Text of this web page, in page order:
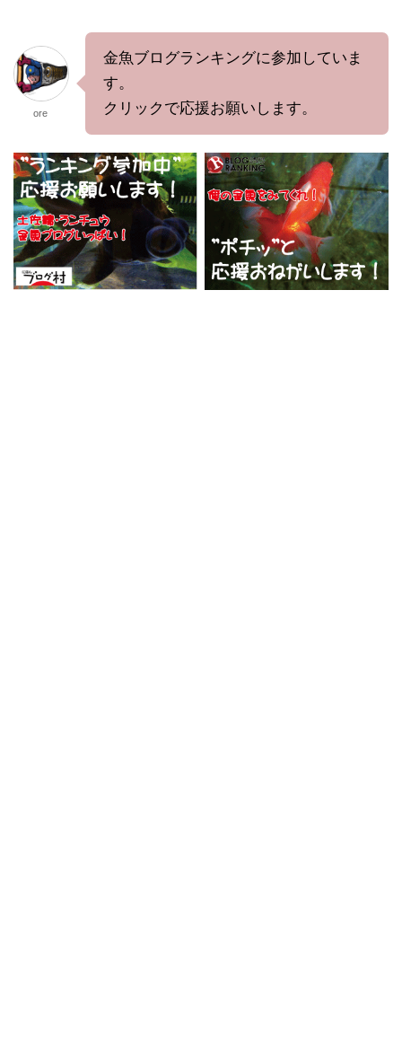
ore
金魚ブログランキングに参加していま
す。
クリックで応援お願いします。